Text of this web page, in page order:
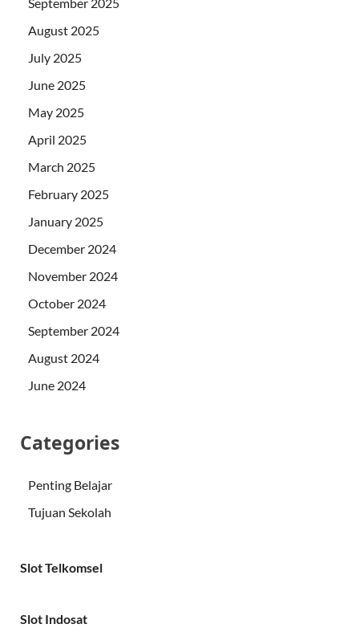
August 2025
July 2025
June 2025
May 2025
April 2025
March 2025
February 2025
January 2025
December 2024
November 2024
October 2024
September 2024
August 2024
June 2024
Categories
Penting Belajar
Tujuan Sekolah
Slot Telkomsel
Slot Indosat